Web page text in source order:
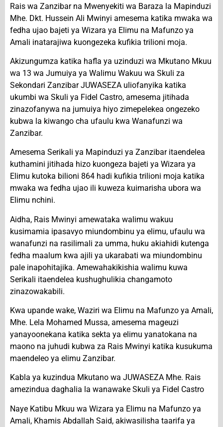
Rais wa Zanzibar na Mwenyekiti wa Baraza la Mapinduzi
Mhe. Dkt. Hussein Ali Mwinyi amesema katika mwaka wa
fedha ujao bajeti ya Wizara ya Elimu na Mafunzo ya
Amali inatarajiwa kuongezeka kufikia trilioni moja.
Akizungumza katika hafla ya uzinduzi wa Mkutano Mkuu
wa 13 wa Jumuiya ya Walimu Wakuu wa Skuli za
Sekondari Zanzibar JUWASEZA uliofanyika katika
ukumbi wa Skuli ya Fidel Castro, amesema jitihada
zinazofanywa na jumuiya hiyo zimepelekea ongezeko
kubwa la kiwango cha ufaulu kwa Wanafunzi wa
Zanzibar.
Amesema Serikali ya Mapinduzi ya Zanzibar itaendelea
kuthamini jitihada hizo kuongeza bajeti ya Wizara ya
Elimu kutoka bilioni 864 hadi kufikia trilioni moja katika
mwaka wa fedha ujao ili kuweza kuimarisha ubora wa
Elimu nchini.
Aidha, Rais Mwinyi amewataka walimu wakuu
kusimamia ipasavyo miundombinu ya elimu, ufaulu wa
wanafunzi na rasilimali za umma, huku akiahidi kutenga
fedha maalum kwa ajili ya ukarabati wa miundombinu
pale inapohitajika. Amewahakikishia walimu kuwa
Serikali itaendelea kushughulikia changamoto
zinazowakabili.
Kwa upande wake, Waziri wa Elimu na Mafunzo ya Amali,
Mhe. Lela Mohamed Mussa, amesema mageuzi
yanayoonekana katika sekta ya elimu yanatokana na
maono na juhudi kubwa za Rais Mwinyi katika kusukuma
maendeleo ya elimu Zanzibar.
Kabla ya kuzindua Mkutano wa JUWASEZA Mhe. Rais
amezindua daghalia la wanawake Skuli ya Fidel Castro
Naye Katibu Mkuu wa Wizara ya Elimu na Mafunzo ya
Amali, Khamis Abdallah Said, akiwasilisha taarifa ya